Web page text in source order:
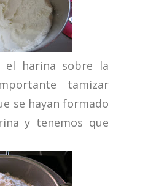
harina sobre la
tamizar
se hayan formado
y tenemos que